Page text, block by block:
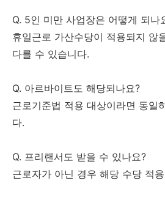
Q. 5인 미만 사업장은 어떻게 되나
휴일근로 가산수당이 적용되지 않
다를 수 있습니다.
Q. 아르바이트도 해당되나요?
근로기준법 적용 대상이라면 동일
다.
Q. 프리랜서도 받을 수 있나요?
근로자가 아닌 경우 해당 수당 적